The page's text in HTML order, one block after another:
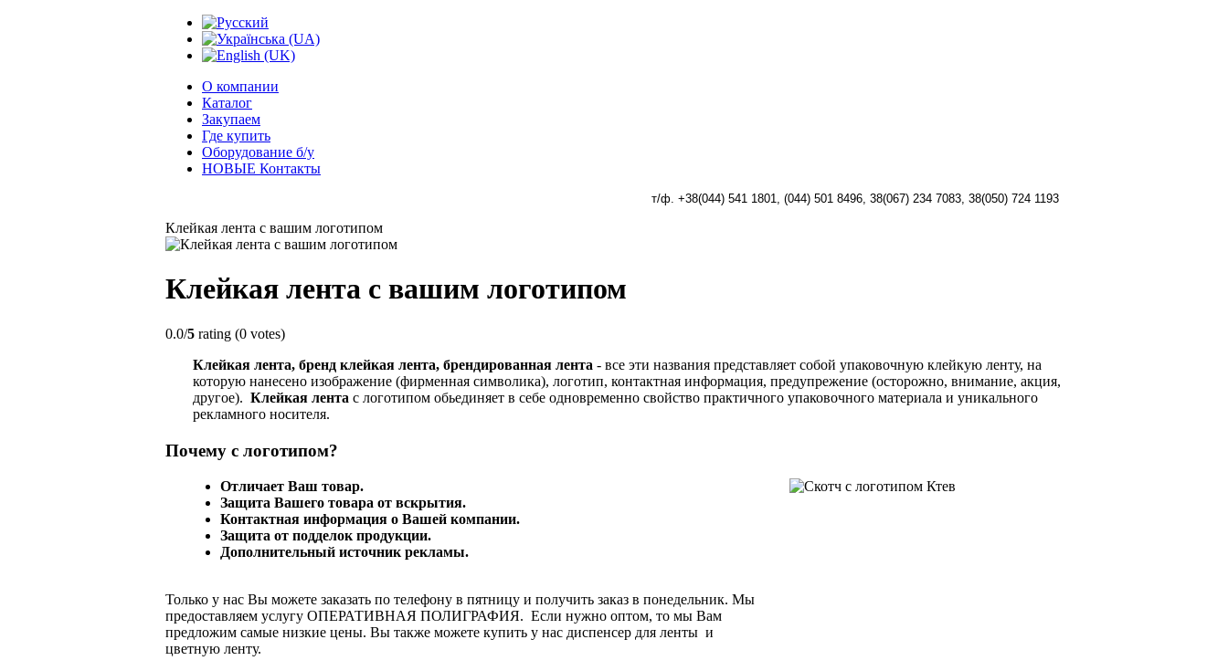
О компании
Каталог
Закупаем
Где купить
Оборудование б/у
НОВЫЕ Контакты
т/ф. +38(044) 541 1801, (044) 501 8496, 38(067) 234 7083, 38(050) 724 1193
Клейкая лента с вашим логотипом
Клейкая лента с вашим логотипом
0.0/5 rating (0 votes)
Клейкая лента, бренд клейкая лента, брендированная лента - все эти названия представляет собой упаковочную клейкую ленту, на
которую нанесено изображение (фирменная символика), логотип, контактная информация, предупрежение (осторожно, внимание, акция,
другое). Клейкая лента с логотипом обьединяет в себе одновременно свойство практичного упаковочного материала и уникального
рекламного носителя.
Почему с логотипом?
Отличает Ваш товар.
Защита Вашего товара от вскрытия.
Контактная информация о Вашей компании.
Защита от подделок продукции.
Дополнительный источник рекламы.
Только у нас Вы можете заказать по телефону в пятницу и получить заказ в понедельник. Мы
предоставляем услугу ОПЕРАТИВНАЯ ПОЛИГРАФИЯ. Если нужно оптом, то мы Вам
предложим самые низкие цены. Вы также можете купить у нас диспенсер для ленты и
цветную ленту.